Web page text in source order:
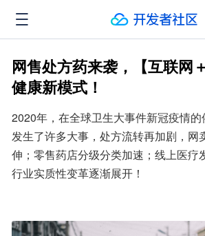
网售处方药来袭，【互联网
健康新模式！
2020年，在全球卫生大事件新冠疫情
发生了许多大事，处方流转再加剧，网
伸；零售药店分级分类加速；线上医
行业实质性变革逐渐展开！